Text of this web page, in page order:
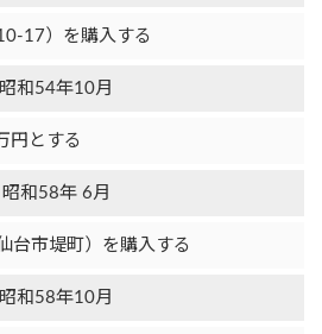
17）を購入する
昭和54年10月
円とする
昭和58年 6月
台市堤町）を購入する
昭和58年10月